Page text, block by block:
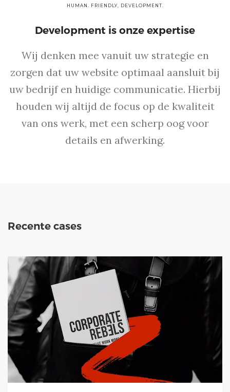
HUMAN. FRIENDLY, DEVELOPMENT.
Development is onze expertise
Wij denken mee vanuit uw strategie en
zorgen dat uw website optimaal aansluit bij
uw bedrijf en huidige communicatie. Hierbij
houden wij altijd de focus op de kwaliteit
van ons werk, met een scherp oog voor
details en afwerking.
Recente cases